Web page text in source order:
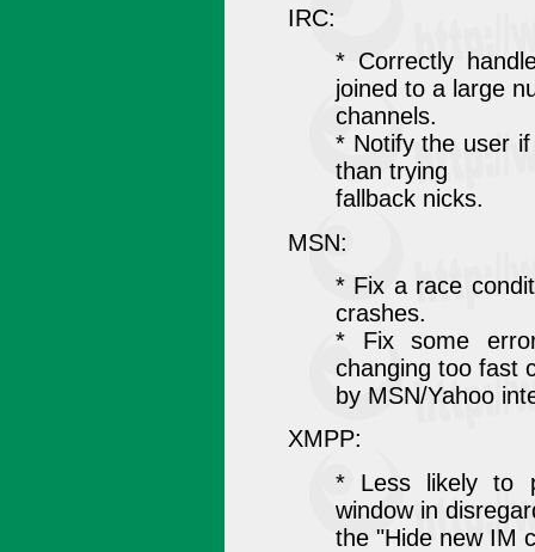
IRC:
* Correctly
joined to a large
channels.
* Notify the user
than trying
fallback nicks.
MSN:
* Fix a race
crashes.
* Fix some
changing too fast
by MSN/Yahoo
XMPP:
* Less likely to
window in
the "Hide new IM